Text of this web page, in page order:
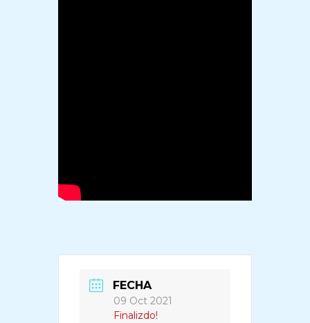
FECHA
09 Oct 2021
Finalizdo!